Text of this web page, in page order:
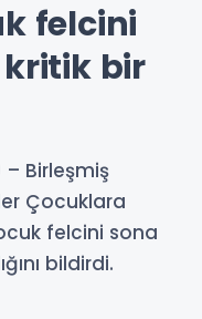
felcini
bir
Birleşmiş
Çocuklara
felcini sona
bildirdi.